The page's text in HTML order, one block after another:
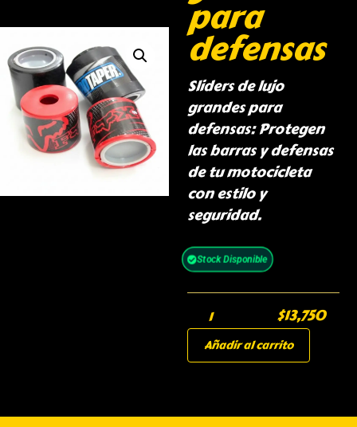
para
defensas
Sliders de lujo
grandes para
defensas: Protegen
las barras y defensas
de tu motocicleta
con estilo y
seguridad.
Stock Disponible
$13,750
Añadir al carrito